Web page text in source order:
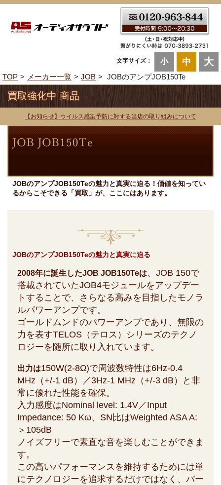
文字サイズ： 小 中 大
TOP メーカー一覧 JOB JOBのアンプJOB150Te
買取強化中 商品
【お知らせ】ウイルス感染予防に対する当店の取り組みについて
JOBのアンプJOB150Teの魅力と真実に迫る！価値を知ってい
るからこそできる「買取」が、ここにはあります。
JOBのアンプJOB150Teの魅力と真実に迫る
2008年に誕生したJOB JOB150Teは、JOB 150で
搭載されていたJOB4モジュールをアップデー
トすることで、さらなる高みを目指したモノラ
ルパワーアンプです。
ゴールドムンドのパワーアンプであり、無限の
力を表すTELOS（テロス）シリーズのテクノ
ロジーを随所に取り入れています。
出力は150W(2-8Ω)で周波数特性は6Hz-0.4
MHz（+/-1 dB）／3Hz-1 MHz（+/-3 dB）と非
常に優れた性能を確保。
入力感度はNominal level: 1.4V／Input
Impedance: 50 Kω、SN比はWeighted ASA A:
＞105dB
ノイズフリーで素直な音を楽しむことができま
す。
この高いパフォーマンスを維持するためには単
にテクノロジーを追求するだけではなく、パー